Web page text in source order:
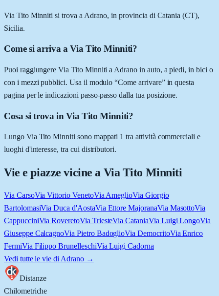
Via Tito Minniti si trova a Adrano, in provincia di Catania (CT),
Sicilia.
Come si arriva a Via Tito Minniti?
Puoi raggiungere Via Tito Minniti a Adrano in auto, a piedi, in bici o
con i mezzi pubblici. Usa il modulo “Come arrivare” in questa
pagina per le indicazioni passo-passo dalla tua posizione.
Cosa si trova in Via Tito Minniti?
Lungo Via Tito Minniti sono mappati 1 tra attività commerciali e
luoghi d'interesse, tra cui distributori.
Vie e piazze vicine a Via Tito Minniti
Via CarsoVia Vittorio VenetoVia AmeglioVia Giorgio
BartolomasiVia Duca d'AostaVia Ettore MajoranaVia MasottoVia
CappucciniVia RoveretoVia TriesteVia CataniaVia Luigi LongoVia
Giuseppe CalcagnoVia Pietro BadoglioVia DemocritoVia Enrico
FermiVia Filippo BrunelleschiVia Luigi Cadorna
Vedi tutte le vie di Adrano→
Distanze
Chilometriche